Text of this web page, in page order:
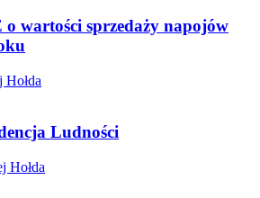
wartości sprzedaży napojów
Hołda
Ludności
Hołda